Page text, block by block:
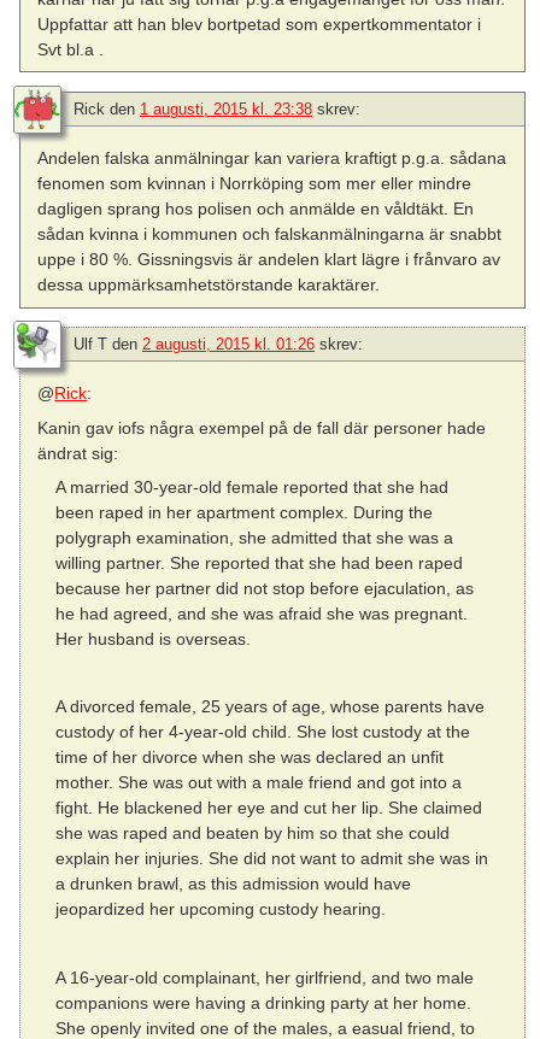
Uppfattar att han blev bortpetad som expertkommentator i
Svt bl.a .
Rick den 1 augusti, 2015 kl. 23:38 skrev:
Andelen falska anmälningar kan variera kraftigt p.g.a. sådana
fenomen som kvinnan i Norrköping som mer eller mindre
dagligen sprang hos polisen och anmälde en våldtäkt. En
sådan kvinna i kommunen och falskanmälningarna är snabbt
uppe i 80 %. Gissningsvis är andelen klart lägre i frånvaro av
dessa uppmärksamhetstörstande karaktärer.
Ulf T den 2 augusti, 2015 kl. 01:26 skrev:
@Rick:
Kanin gav iofs några exempel på de fall där personer hade
ändrat sig:
A married 30-year-old female reported that she had
been raped in her apartment complex. During the
polygraph examination, she admitted that she was a
willing partner. She reported that she had been raped
because her partner did not stop before ejaculation, as
he had agreed, and she was afraid she was pregnant.
Her husband is overseas.
A divorced female, 25 years of age, whose parents have
custody of her 4-year-old child. She lost custody at the
time of her divorce when she was declared an unfit
mother. She was out with a male friend and got into a
fight. He blackened her eye and cut her lip. She claimed
she was raped and beaten by him so that she could
explain her injuries. She did not want to admit she was in
a drunken brawl, as this admission would have
jeopardized her upcoming custody hearing.
A 16-year-old complainant, her girlfriend, and two male
companions were having a drinking party at her home.
She openly invited one of the males, a easual friend, to